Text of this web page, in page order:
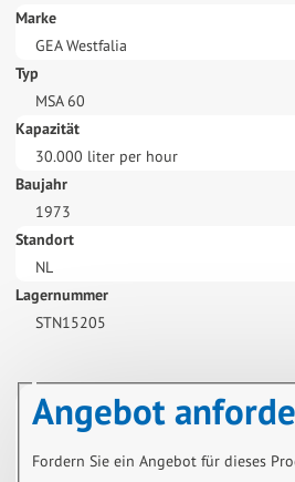
Marke
GEA Westfalia
Typ
MSA 60
Kapazität
30.000 liter per hour
Baujahr
1973
Standort
NL
Lagernummer
STN15205
Angebot
Fordern Sie ein Angebot für dieses